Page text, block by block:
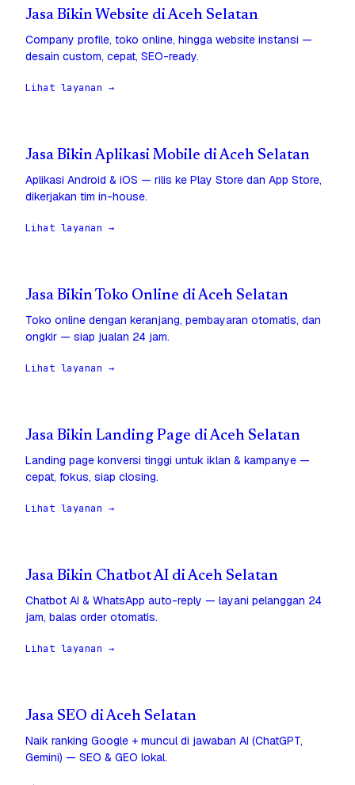
Jasa Bikin Website di Aceh Selatan
Company profile, toko online, hingga website instansi —
desain custom, cepat, SEO-ready.
Lihat layanan →
Jasa Bikin Aplikasi Mobile di Aceh Selatan
Aplikasi Android & iOS — rilis ke Play Store dan App Store,
dikerjakan tim in-house.
Lihat layanan →
Jasa Bikin Toko Online di Aceh Selatan
Toko online dengan keranjang, pembayaran otomatis, dan
ongkir — siap jualan 24 jam.
Lihat layanan →
Jasa Bikin Landing Page di Aceh Selatan
Landing page konversi tinggi untuk iklan & kampanye —
cepat, fokus, siap closing.
Lihat layanan →
Jasa Bikin Chatbot AI di Aceh Selatan
Chatbot AI & WhatsApp auto-reply — layani pelanggan 24
jam, balas order otomatis.
Lihat layanan →
Jasa SEO di Aceh Selatan
Naik ranking Google + muncul di jawaban AI (ChatGPT,
Gemini) — SEO & GEO lokal.